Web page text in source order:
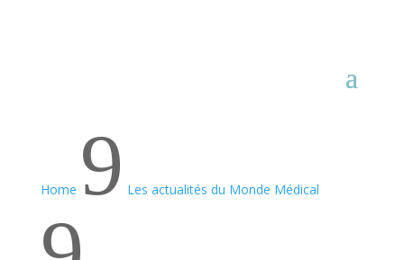
Home 9 Les actualités du Monde Médical